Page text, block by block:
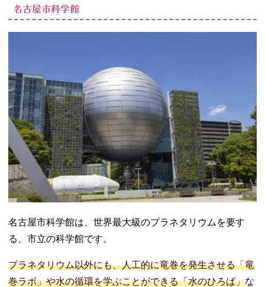
名古屋市科学館
名古屋市科学館は、世界最大級のプラネタリウムを要す
る、市立の科学館です。
プラネタリウム以外にも、人工的に竜巻を発生させる「竜
巻ラボ」や水の循環を学ぶことができる「水のひろば」な